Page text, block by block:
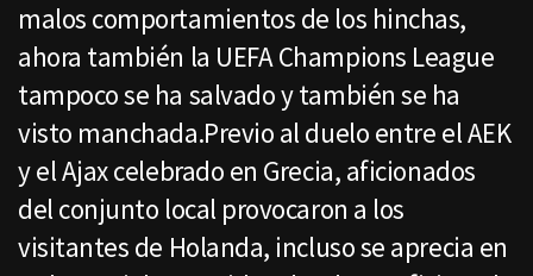
malos comportamientos de los hinchas,
ahora también la UEFA Champions League
tampoco se ha salvado y también se ha
visto manchada.Previo al duelo entre el AEK
y el Ajax celebrado en Grecia, aficionados
del conjunto local provocaron a los
visitantes de Holanda, incluso se aprecia en